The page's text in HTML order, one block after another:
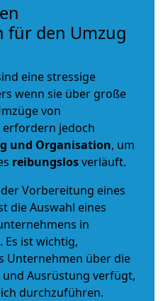
für den Umzug
eine stressige
wenn sie über große
von
erfordern jedoch
und Organisation, um
reibungslosverläuft.
Vorbereitung eines
die Auswahl eines
in
Es ist wichtig,
Unternehmen über die
Ausrüstung verfügt,
durchzuführen.